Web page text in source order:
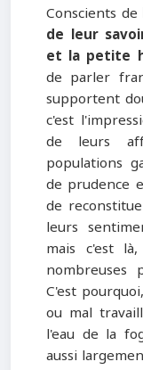
Conscients de
de leur
et la petite
de parler
supportent
c'est
de leurs
populations
de prudence
de
leurs
mais c'est
nombreuses
C'est
ou mal
l'eau de la
aussi